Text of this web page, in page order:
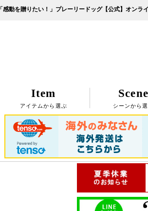
「感動を贈りたい！」プレーリードッグ【公式】オンラ
Item
アイテムから選ぶ
Scene
シーンから
検索